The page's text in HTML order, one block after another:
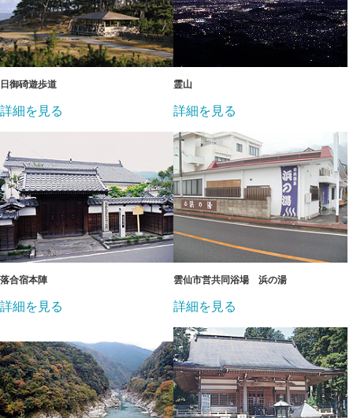
日御碕遊歩道
詳細を見る
霊山
詳細を見る
落合宿本陣
詳細を見る
雲仙市営共同浴場 浜の湯
詳細を見る